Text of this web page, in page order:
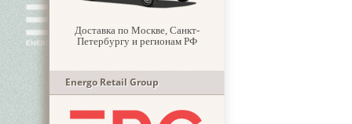
Доставка по Москве, Санкт-
Петербургу и регионам РФ
Energo Retail Group